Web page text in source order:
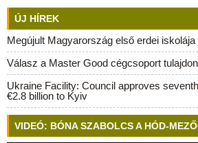
ÚJ HÍREK
Megújult Magyarország első erdei iskolája
Válasz a Master Good cégcsoport
Ukraine Facility: Council approves
€2.8 billion to Kyiv
VIDEÓ: BÓNA SZABOLCS A HÓD-